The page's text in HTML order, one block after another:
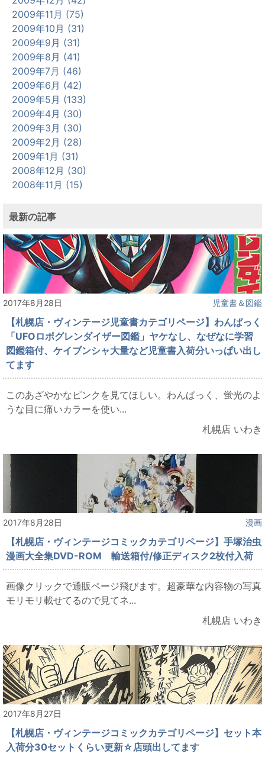
2009年11月 (75)
2009年10月 (31)
2009年9月 (31)
2009年8月 (41)
2009年7月 (46)
2009年6月 (42)
2009年5月 (133)
2009年4月 (30)
2009年3月 (30)
2009年2月 (28)
2009年1月 (31)
2008年12月 (30)
2008年11月 (15)
最新の記事
2017年8月28日 児童書＆図鑑
【札幌店・ヴィンテージ児童書カテゴリページ】わんぱっく
「UFOロボグレンダイザー図鑑」ヤケなし、なぜなに学習
図鑑箱付、ケイブンシャ大量など児童書入荷分いっぱい出し
てます
このあざやかなピンクを見てほしい。わんぱっく、蛍光のよ
うな目に痛いカラーを使い...
札幌店 いわき
2017年8月28日 漫画
【札幌店・ヴィンテージコミックカテゴリページ】手塚治虫
漫画大全集DVD-ROM 輸送箱付/修正ディスク2枚付入荷
画像クリックで通販ページ飛びます。超豪華な内容物の写真
モリモリ載せてるので見てネ...
札幌店 いわき
2017年8月27日
【札幌店・ヴィンテージコミックカテゴリページ】セット本
入荷分30セットくらい更新☆店頭出してます